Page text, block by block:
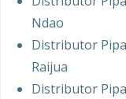
Ndao
Distributor
Raijua
Distributor